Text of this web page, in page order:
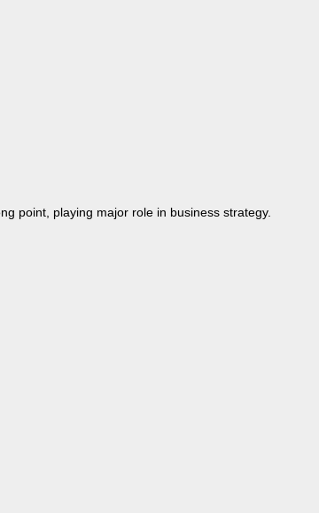
point, playing major role in business strategy.